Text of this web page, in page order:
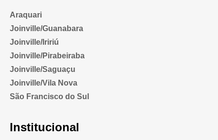
Araquari
Joinville/Guanabara
Joinville/Iririú
Joinville/Pirabeiraba
Joinville/Saguaçu
Joinville/Vila Nova
São Francisco do Sul
Institucional